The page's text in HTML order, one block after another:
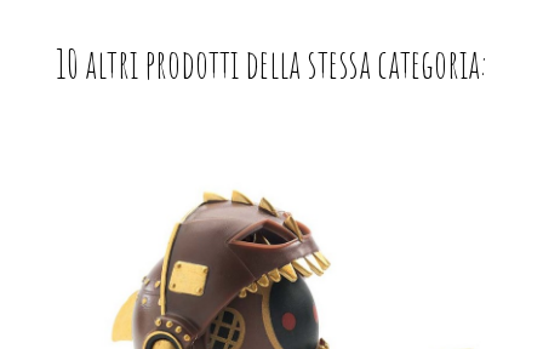
10 altri prodotti della stessa categoria: